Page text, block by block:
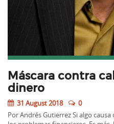
Máscara contra
dinero
31 August 2018
0
Por Andrés Gutierrez Si algo